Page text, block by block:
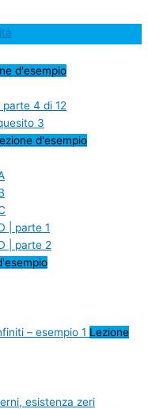
d'esempio
parte 4 di 12
3
d'esempio
| parte 1
| parte 2
– esempio 1 Lezione
esistenza zeri